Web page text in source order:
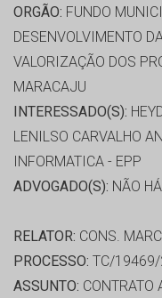
ORGÃO: FUNDO
DESENVOLVIMENTO
VALORIZAÇÃO DOS
MARACAJU
INTERESSADO(S):
LENILSO CARVALHO
INFORMATICA - EPP
ADVOGADO(S): NÃO HÁ
RELATOR: CONS.
PROCESSO: TC/
ASSUNTO: CONTRATO